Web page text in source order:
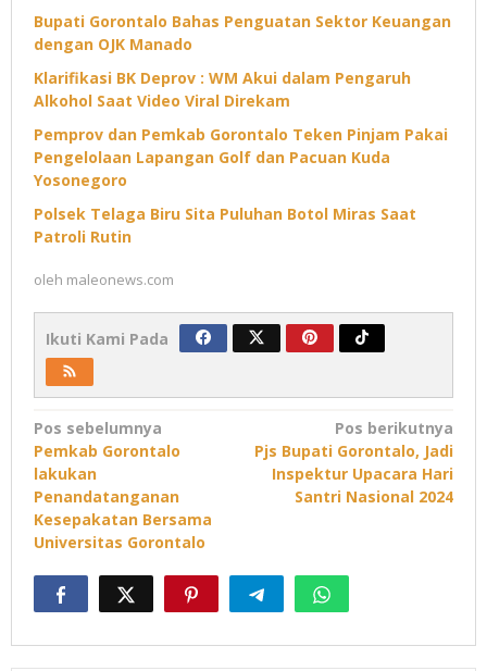
Bupati Gorontalo Bahas Penguatan Sektor Keuangan
dengan OJK Manado
Klarifikasi BK Deprov : WM Akui dalam Pengaruh
Alkohol Saat Video Viral Direkam
Pemprov dan Pemkab Gorontalo Teken Pinjam Pakai
Pengelolaan Lapangan Golf dan Pacuan Kuda
Yosonegoro
Polsek Telaga Biru Sita Puluhan Botol Miras Saat
Patroli Rutin
oleh maleonews.com
Ikuti Kami Pada
Navigasi
pos
Pos sebelumnya
Pemkab Gorontalo
lakukan
Penandatanganan
Kesepakatan Bersama
Universitas Gorontalo
Pos berikutnya
Pjs Bupati Gorontalo, Jadi
Inspektur Upacara Hari
Santri Nasional 2024